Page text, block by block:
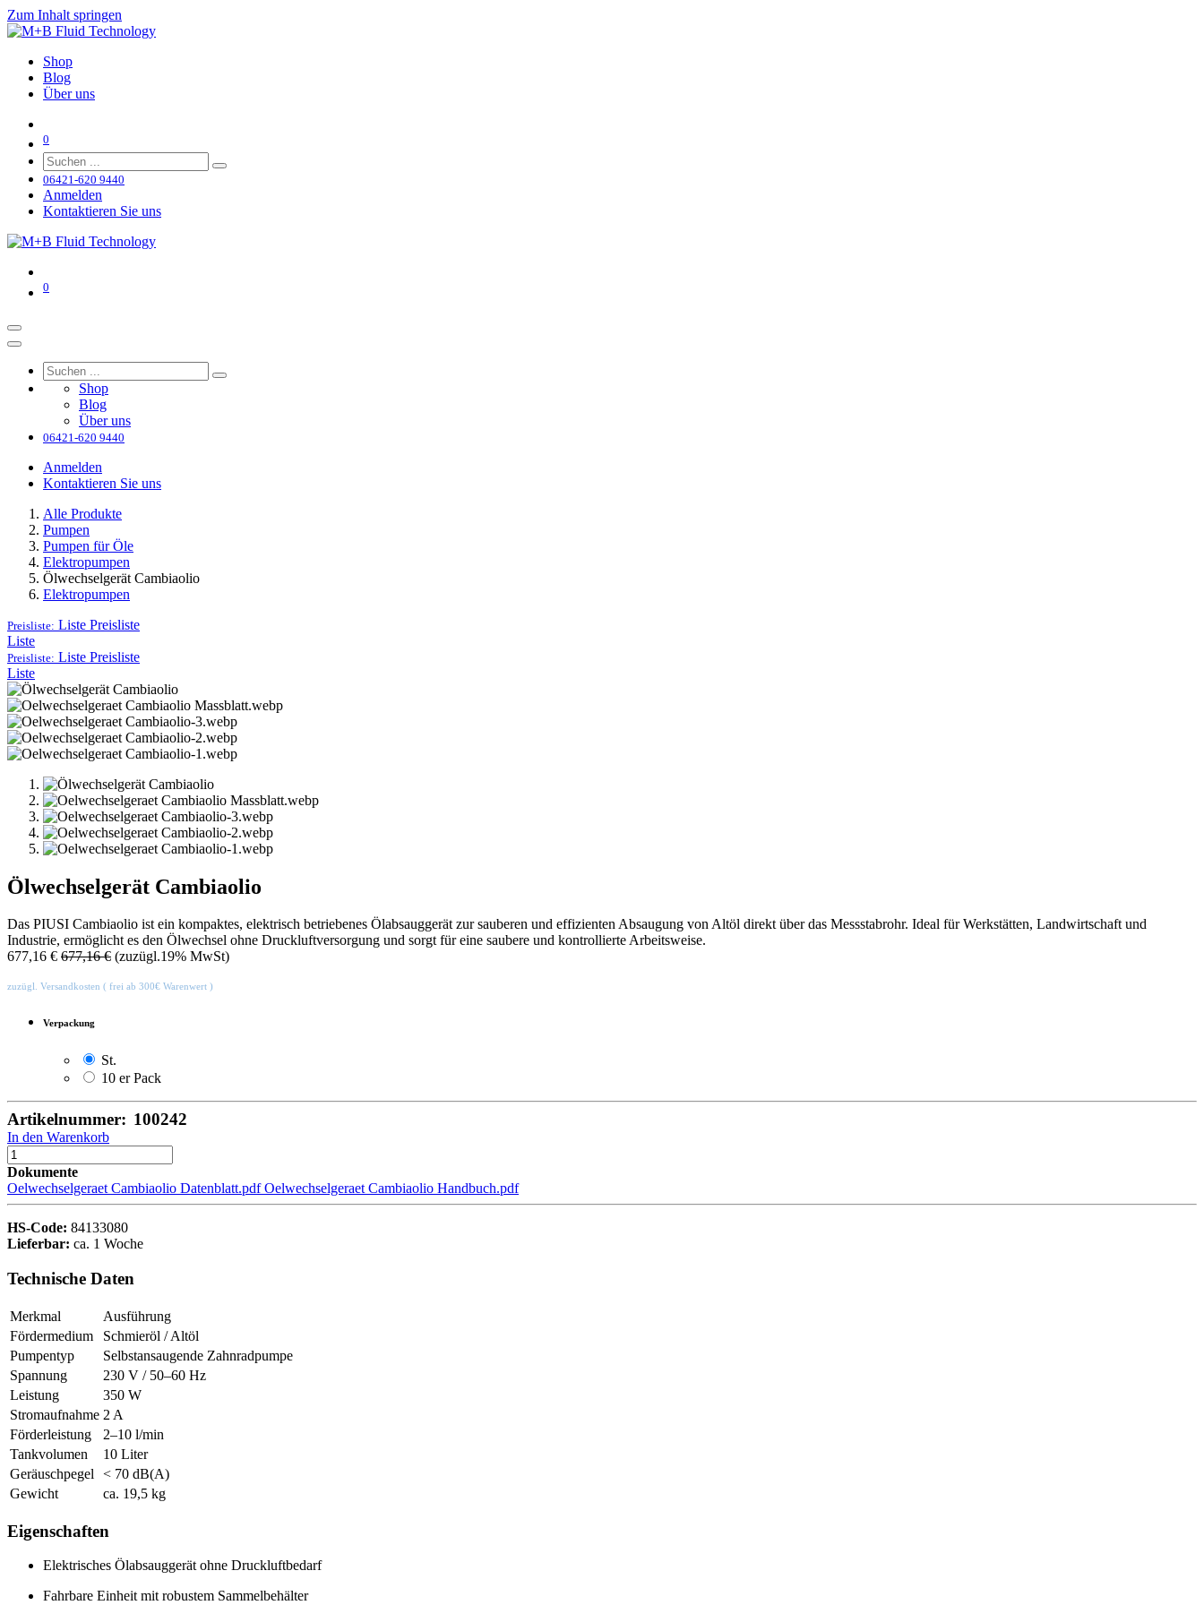
Zum Inhalt springen
Shop
Blog
Über uns
0
06421-620 9440
Anmelden
Kontaktieren Sie uns
0
Shop
Blog
Über uns
06421-620 9440
Anmelden
Kontaktieren Sie uns
Alle Produkte
Pumpen
Pumpen für Öle
Elektropumpen
Ölwechselgerät Cambiaolio
Elektropumpen
Preisliste: Liste Preisliste
Liste
Preisliste: Liste Preisliste
Liste
Ölwechselgerät Cambiaolio
Das PIUSI Cambiaolio ist ein kompaktes, elektrisch betriebenes Ölabsauggerät zur sauberen und effizienten Absaugung von Altöl direkt über das Messstabrohr. Ideal für Werkstätten, Landwirtschaft und
Industrie, ermöglicht es den Ölwechsel ohne Druckluftversorgung und sorgt für eine saubere und kontrollierte Arbeitsweise.
677,16 € 677,16€ (zuzügl.19% MwSt)
zuzügl. Versandkosten ( frei ab 300€ Warenwert )
Verpackung
St.
10 er Pack
Artikelnummer: 100242
In den Warenkorb
Dokumente
Oelwechselgeraet Cambiaolio Datenblatt.pdfOelwechselgeraet Cambiaolio Handbuch.pdf
HS-Code: 84133080
Lieferbar: ca. 1 Woche
Technische Daten
Merkmal
Ausführung
Fördermedium
Schmieröl / Altöl
Pumpentyp
Selbstansaugende Zahnradpumpe
Spannung
230 V / 50–60 Hz
Leistung
350 W
Stromaufnahme 2 A
Förderleistung
2–10 l/min
Tankvolumen
10 Liter
Geräuschpegel
< 70 dB(A)
Gewicht
ca. 19,5 kg
Eigenschaften
Elektrisches Ölabsauggerät ohne Druckluftbedarf
Fahrbare Einheit mit robustem Sammelbehälter